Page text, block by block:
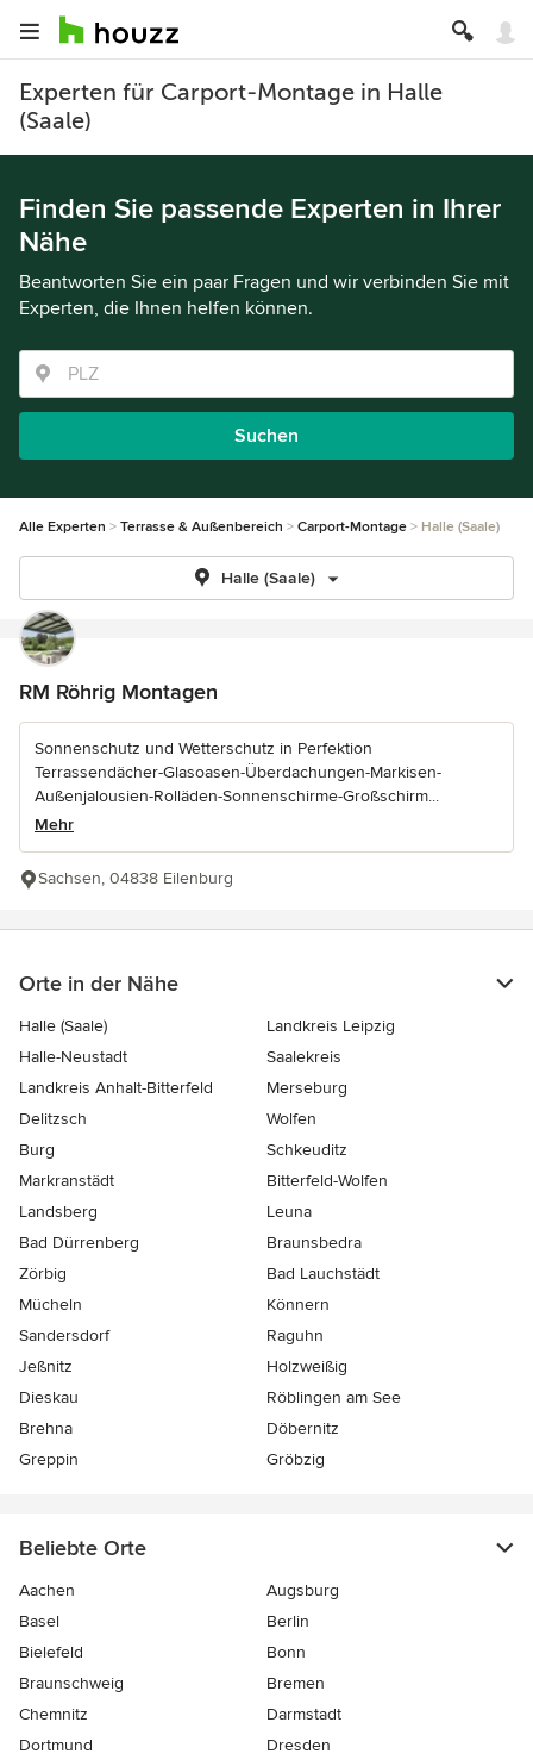
Experten für Carport-Montage in Halle
(Saale)
Finden Sie passende Experten in Ihrer
Nähe
Beantworten Sie ein paar Fragen und wir verbinden Sie mit
Experten, die Ihnen helfen können.
Suchen
Alle Experten Terrasse & Außenbereich Carport-Montage Halle (Saale)
Halle (Saale)
RM Röhrig Montagen
Sonnenschutz und Wetterschutz in Perfektion
Terrassendächer-Glasoasen-Überdachungen-Markisen-
Außenjalousien-Rolläden-Sonnenschirme-Großschirm...
Mehr
Sachsen, 04838 Eilenburg
Orte in der Nähe
Halle (Saale)
Landkreis Leipzig
Halle-Neustadt
Saalekreis
Landkreis Anhalt-Bitterfeld
Merseburg
Delitzsch
Wolfen
Burg
Schkeuditz
Markranstädt
Bitterfeld-Wolfen
Landsberg
Leuna
Bad Dürrenberg
Braunsbedra
Zörbig
Bad Lauchstädt
Mücheln
Könnern
Sandersdorf
Raguhn
Jeßnitz
Holzweißig
Dieskau
Röblingen am See
Brehna
Döbernitz
Greppin
Gröbzig
Beliebte Orte
Aachen
Augsburg
Basel
Berlin
Bielefeld
Bonn
Braunschweig
Bremen
Chemnitz
Darmstadt
Dortmund
Dresden